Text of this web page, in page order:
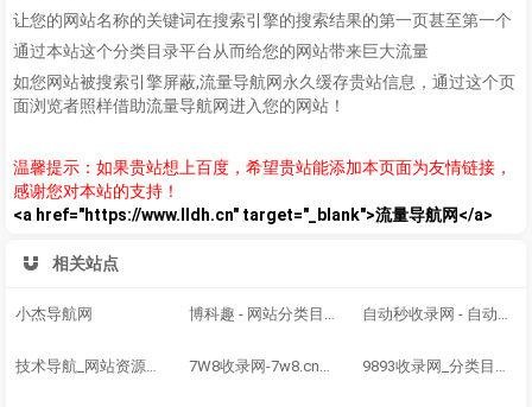
让您的网站名称的关键词在搜索引擎的搜索结果的第一页甚至第一个
通过本站这个分类目录平台从而给您的网站带来巨大流量
如您网站被搜索引擎屏蔽,流量导航网永久缓存贵站信息，通过这个页
面浏览者照样借助流量导航网进入您的网站！
温馨提示：如果贵站想上百度，希望贵站能添加本页面为友情链接，
感谢您对本站的支持！
<a href="https://www.lldh.cn" target="_blank">流量导航网</a>
相关站点
小杰导航网